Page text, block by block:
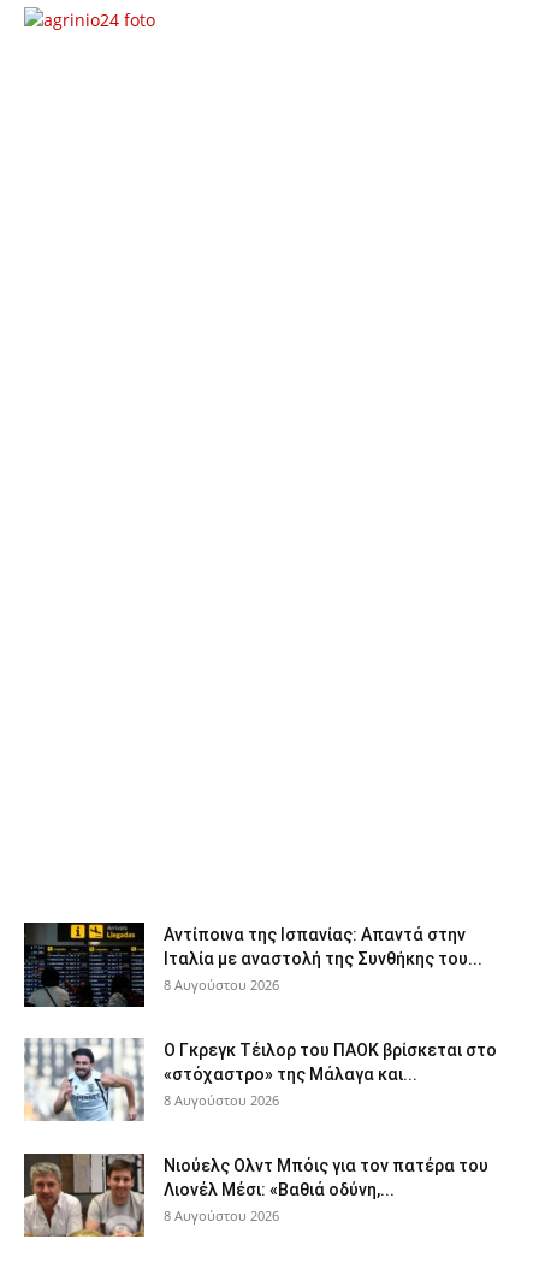
Αντίποινα της Ισπανίας: Απαντά στην
Ιταλία με αναστολή της Συνθήκης του...
8 Αυγούστου 2026
Ο Γκρεγκ Τέιλορ του ΠΑΟΚ βρίσκεται στο
«στόχαστρο» της Μάλαγα και...
8 Αυγούστου 2026
Νιούελς Ολντ Μπόις για τον πατέρα του
Λιονέλ Μέσι: «Βαθιά οδύνη,...
8 Αυγούστου 2026